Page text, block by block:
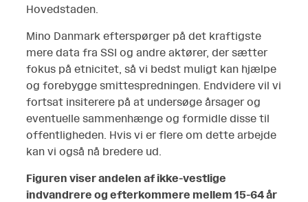
Hovedstaden.
Mino Danmark efterspørger på det kraftigste
mere data fra SSI og andre aktører, der sætter
fokus på etnicitet, så vi bedst muligt kan hjælpe
og forebygge smittespredningen. Endvidere vil vi
fortsat insiterere på at undersøge årsager og
eventuelle sammenhænge og formidle disse til
offentligheden. Hvis vi er flere om dette arbejde
kan vi også nå bredere ud.
Figuren viser andelen af ikke-vestlige
indvandrere og efterkommere mellem 15-64 år